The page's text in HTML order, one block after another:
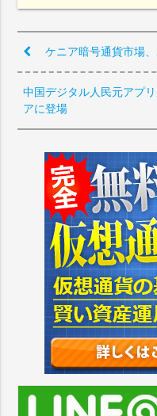
ケニア暗号通貨市場
中国デジタル人民元アプ
アに登場